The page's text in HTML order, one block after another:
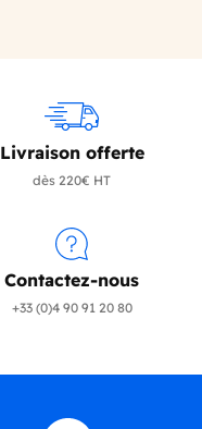
Livraison offerte
dès 220€ HT
Contactez-nous
+33 (0)4 90 91 20 80